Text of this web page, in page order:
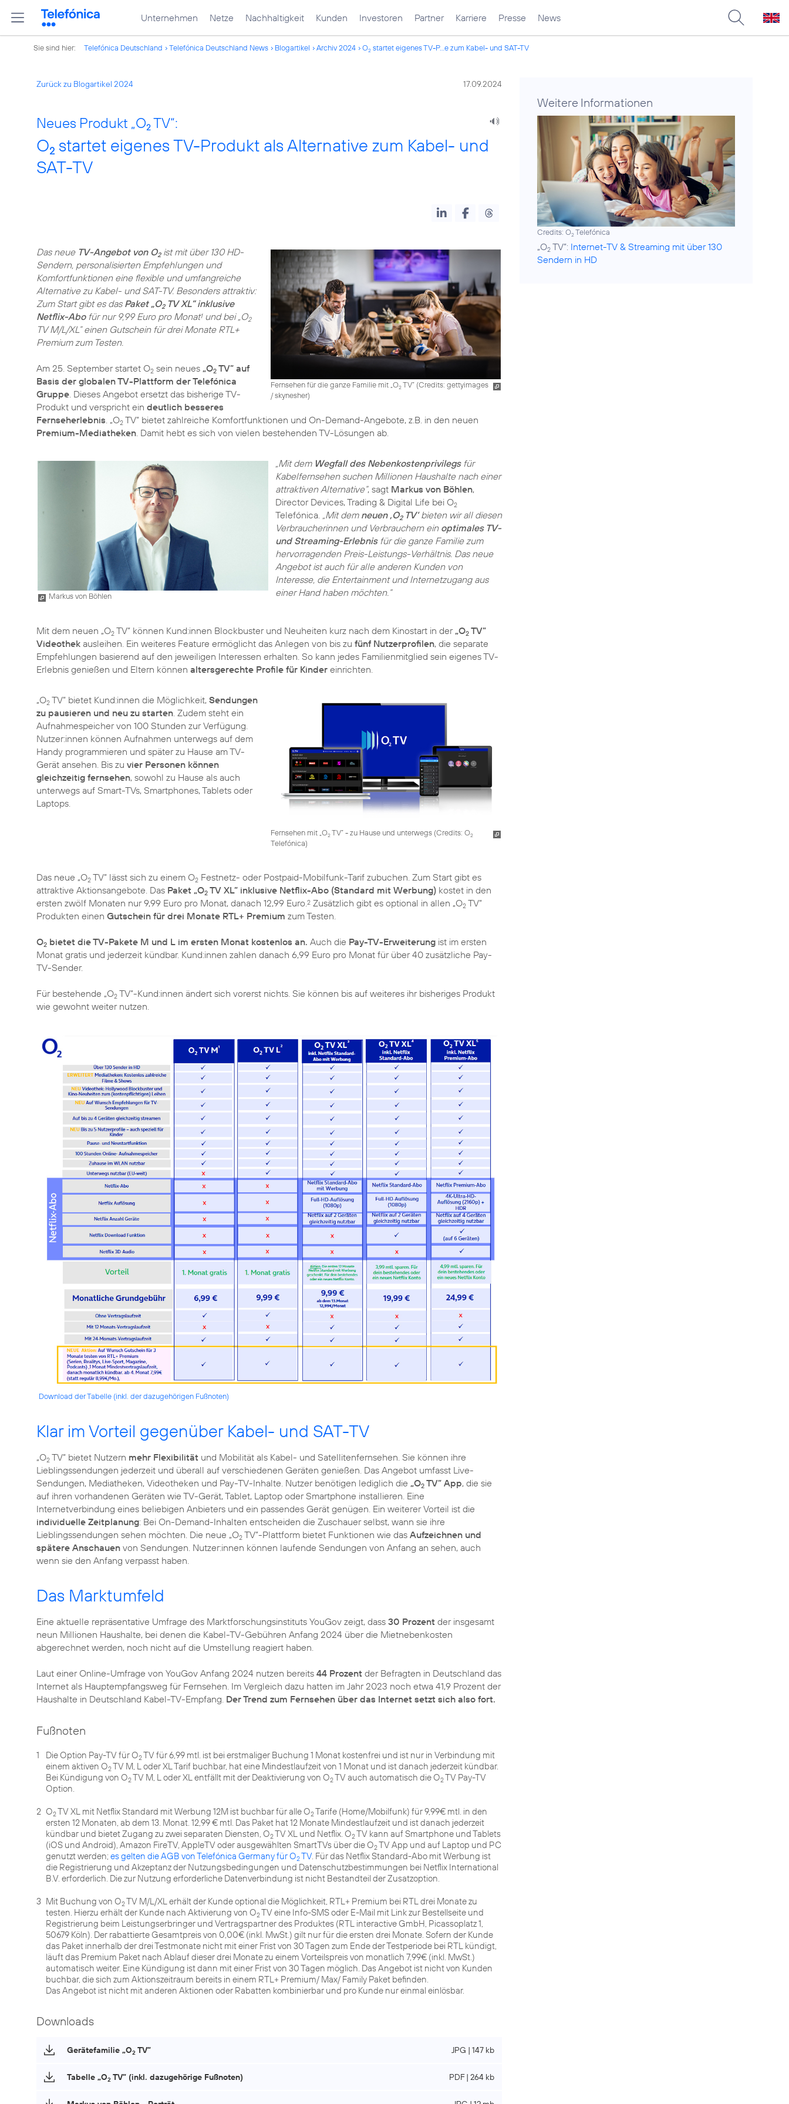
Unternehmen Netze Nachhaltigkeit Kunden Investoren Partner Karriere Presse News
Sie sind hier: Telefónica Deutschland Telefónica Deutschland News Blogartikel Archiv 2024 O2 startet eigenes TV-P...e zum Kabel- und SAT-TV
Zurück zu Blogartikel 2024 17.09.2024
Neues Produkt „O2 TV“:
O2 startet eigenes TV-Produkt als Alternative zum Kabel- und
SAT-TV
Fernsehen für die ganze Familie mit „O2TV” (Credits: gettyimages
/ skynesher)
Das neue TV-Angebot von O2ist mit über 130 HD-
Sendern, personalisierten Empfehlungen und
Komfortfunktionen eine flexible und umfangreiche
Alternative zu Kabel- und SAT-TV. Besonders attraktiv:
Zum Start gibt es das Paket „O2TV XL” inklusive
Netflix-Abofür nur 9,99 Euro pro Monat1und bei „O2
TV M/L/XL” einen Gutschein für drei Monate RTL+
Premium zum Testen.
Am 25. September startet O2 sein neues „O2 TV” auf
Basis der globalen TV-Plattform der Telefónica
Gruppe. Dieses Angebot ersetzt das bisherige TV-
Produkt und verspricht ein deutlich besseres
Fernseherlebnis. „O2 TV” bietet zahlreiche Komfortfunktionen und On-Demand-Angebote, z.B. in den neuen
Premium-Mediatheken. Damit hebt es sich von vielen bestehenden TV-Lösungen ab.
Markus von Böhlen
„Mit dem Wegfall des Nebenkostenprivilegsfür
Kabelfernsehen suchen Millionen Haushalte nach einer
attraktiven Alternative“, sagt Markus von Böhlen,
Director Devices, Trading & Digital Life bei O2
Telefónica. „Mit dem neuen ‚O2TV‘bieten wir all diesen
Verbraucherinnen und Verbrauchern ein optimales TV-
und Streaming-Erlebnisfür die ganze Familie zum
hervorragenden Preis-Leistungs-Verhältnis. Das neue
Angebot ist auch für alle anderen Kunden von
Interesse, die Entertainment und Internetzugang aus
einer Hand haben möchten.“
Mit dem neuen „O2 TV” können Kund:innen Blockbuster und Neuheiten kurz nach dem Kinostart in der „O2 TV”
Videothek ausleihen. Ein weiteres Feature ermöglicht das Anlegen von bis zu fünf Nutzerprofilen, die separate
Empfehlungen basierend auf den jeweiligen Interessen erhalten. So kann jedes Familienmitglied sein eigenes TV-
Erlebnis genießen und Eltern können altersgerechte Profile für Kinder einrichten.
Fernsehen mit „O2TV” - zu Hause und unterwegs (Credits: O2
Telefónica)
„O2 TV” bietet Kund:innen die Möglichkeit, Sendungen
zu pausieren und neu zu starten . Zudem steht ein
Aufnahmespeicher von 100 Stunden zur Verfügung.
Nutzer:innen können Aufnahmen unterwegs auf dem
Handy programmieren und später zu Hause am TV-
Gerät ansehen. Bis zu vier Personen können
gleichzeitig fernsehen, sowohl zu Hause als auch
unterwegs auf Smart-TVs, Smartphones, Tablets oder
Laptops.
Das neue „O2 TV” lässt sich zu einem O2 Festnetz- oder Postpaid-Mobilfunk-Tarif zubuchen. Zum Start gibt es
attraktive Aktionsangebote. Das Paket „O2 TV XL” inklusive Netflix-Abo (Standard mit Werbung) kostet in den
ersten zwölf Monaten nur 9,99 Euro pro Monat, danach 12,99 Euro. 2 Zusätzlich gibt es optional in allen „O2 TV”
Produkten einen Gutschein für drei Monate RTL+ Premium zum Testen.
O2 bietet die TV-Pakete M und L im ersten Monat kostenlos an. Auch die Pay-TV-Erweiterung ist im ersten
Monat gratis und jederzeit kündbar. Kund:innen zahlen danach 6,99 Euro pro Monat für über 40 zusätzliche Pay-
TV-Sender.
Für bestehende „O2 TV”-Kund:innen ändert sich vorerst nichts. Sie können bis auf weiteres ihr bisheriges Produkt
wie gewohnt weiter nutzen.
Download der Tabelle (inkl. der dazugehörigen Fußnoten)
Klar im Vorteil gegenüber Kabel- und SAT-TV
„O2 TV” bietet Nutzern mehr Flexibilität und Mobilität als Kabel- und Satellitenfernsehen. Sie können ihre
Lieblingssendungen jederzeit und überall auf verschiedenen Geräten genießen. Das Angebot umfasst Live-
Sendungen, Mediatheken, Videotheken und Pay-TV-Inhalte. Nutzer benötigen lediglich die „O2 TV” App, die sie
auf ihren vorhandenen Geräten wie TV-Gerät, Tablet, Laptop oder Smartphone installieren. Eine
Internetverbindung eines beliebigen Anbieters und ein passendes Gerät genügen. Ein weiterer Vorteil ist die
individuelle Zeitplanung: Bei On-Demand-Inhalten entscheiden die Zuschauer selbst, wann sie ihre
Lieblingssendungen sehen möchten. Die neue „O2 TV”-Plattform bietet Funktionen wie das Aufzeichnen und
spätere Anschauen von Sendungen. Nutzer:innen können laufende Sendungen von Anfang an sehen, auch
wenn sie den Anfang verpasst haben.
Das Marktumfeld
Eine aktuelle repräsentative Umfrage des Marktforschungsinstituts YouGov zeigt, dass 30 Prozent der insgesamt
neun Millionen Haushalte, bei denen die Kabel-TV-Gebühren Anfang 2024 über die Mietnebenkosten
abgerechnet werden, noch nicht auf die Umstellung reagiert haben.
Laut einer Online-Umfrage von YouGov Anfang 2024 nutzen bereits 44 Prozent der Befragten in Deutschland das
Internet als Hauptempfangsweg für Fernsehen. Im Vergleich dazu hatten im Jahr 2023 noch etwa 41,9 Prozent der
Haushalte in Deutschland Kabel-TV-Empfang. Der Trend zum Fernsehen über das Internet setzt sich also fort.
Fußnoten
1 Die Option Pay-TV für O2TV für 6,99 mtl. ist bei erstmaliger Buchung 1 Monat kostenfrei und ist nur in Verbindung mit
einem aktiven O2TV M, L oder XL Tarif buchbar, hat eine Mindestlaufzeit von 1 Monat und ist danach jederzeit kündbar.
Bei Kündigung von O2TV M, L oder XL entfällt mit der Deaktivierung von O2TV auch automatisch die O2TV Pay-TV
Option.
2 O2TV XL mit Netflix Standard mit Werbung 12M ist buchbar für alle O2Tarife (Home/Mobilfunk) für 9,99€ mtl. in den
ersten 12 Monaten, ab dem 13. Monat. 12,99 € mtl. Das Paket hat 12 Monate Mindestlaufzeit und ist danach jederzeit
kündbar und bietet Zugang zu zwei separaten Diensten, O2TV XL und Netflix. O2TV kann auf Smartphone und Tablets
(iOS und Android), Amazon FireTV, AppleTV oder ausgewählten SmartTVs über die O2TV App und auf Laptop und PC
genutzt werden; es gelten die AGB von Telefónica Germany für O2TV. Für das Netflix Standard-Abo mit Werbung ist
die Registrierung und Akzeptanz der Nutzungsbedingungen und Datenschutzbestimmungen bei Netflix International
B.V. erforderlich. Die zur Nutzung erforderliche Datenverbindung ist nicht Bestandteil der Zusatzoption.
3 Mit Buchung von O2TV M/L/XL erhält der Kunde optional die Möglichkeit, RTL+ Premium bei RTL drei Monate zu
testen. Hierzu erhält der Kunde nach Aktivierung von O2TV eine Info-SMS oder E-Mail mit Link zur Bestellseite und
Registrierung beim Leistungserbringer und Vertragspartner des Produktes (RTL interactive GmbH, Picassoplatz 1,
50679 Köln). Der rabattierte Gesamtpreis von 0,00€ (inkl. MwSt.) gilt nur für die ersten drei Monate. Sofern der Kunde
das Paket innerhalb der drei Testmonate nicht mit einer Frist von 30 Tagen zum Ende der Testperiode bei RTL kündigt,
läuft das Premium Paket nach Ablauf dieser drei Monate zu einem Vorteilspreis von monatlich 7,99€ (inkl. MwSt.)
automatisch weiter. Eine Kündigung ist dann mit einer Frist von 30 Tagen möglich. Das Angebot ist nicht von Kunden
buchbar, die sich zum Aktionszeitraum bereits in einem RTL+ Premium/ Max/ Family Paket befinden.
Das Angebot ist nicht mit anderen Aktionen oder Rabatten kombinierbar und pro Kunde nur einmal einlösbar.
Downloads
Gerätefamilie „O2 TV” JPG | 147 kb
Tabelle „O2 TV” (inkl. dazugehörige Fußnoten) PDF | 264 kb
Weitere Informationen
Credits: O2Telefónica
„O2 TV”: Internet-TV & Streaming mit über 130
Sendern in HD